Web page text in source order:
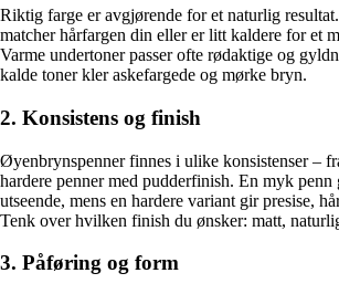
Riktig farge er avgjørende for et naturlig
matcher hårfargen din eller er litt kaldere for et
Varme undertoner passer ofte rødaktige og
kalde toner kler askefargede og mørke bryn.
2. Konsistens og finish
Øyenbrynspenner finnes i ulike konsistenser –
hardere penner med pudderfinish. En myk
utseende, mens en hardere variant gir presise,
Tenk over hvilken finish du ønsker: matt,
3. Påføring og form